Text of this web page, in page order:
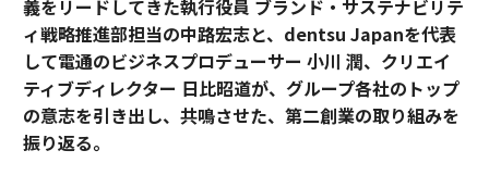
義をリードしてきた執行役員 ブランド・サステナビリテ
ィ戦略推進部担当の中路宏志と、dentsu Japanを代表
して電通のビジネスプロデューサー 小川 潤、クリエイ
ティブディレクター 日比昭道が、グループ各社のトップ
の意志を引き出し、共鳴させた、第二創業の取り組みを
振り返る。